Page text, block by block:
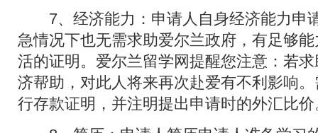
7、经济能力：申请人自身经济能力申
急情况下也无需求助爱尔兰政府，有足够
活的证明。爱尔兰留学网提醒您注意：若
济帮助，对此人将来再次赴爱有不利影响
行存款证明，并注明提出申请时的外汇比价